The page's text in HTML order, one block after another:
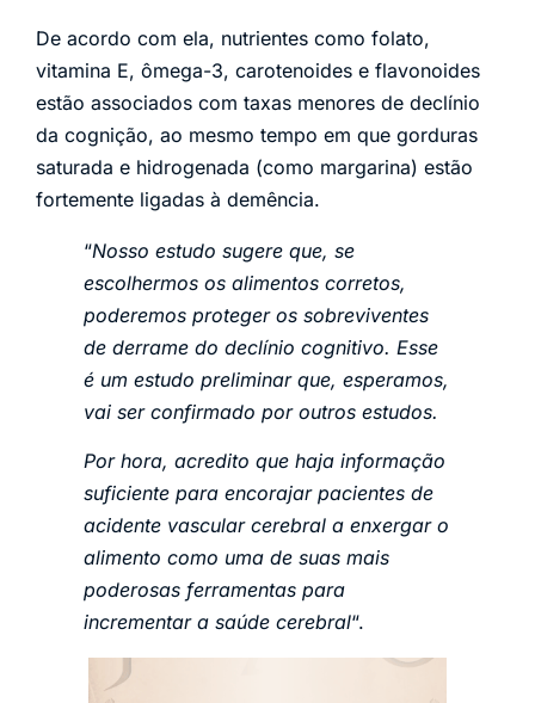
De acordo com ela, nutrientes como folato,
vitamina E, ômega-3, carotenoides e flavonoides
estão associados com taxas menores de declínio
da cognição, ao mesmo tempo em que gorduras
saturada e hidrogenada (como margarina) estão
fortemente ligadas à demência.
“Nosso estudo sugere que, se
escolhermos os alimentos corretos,
poderemos proteger os sobreviventes
de derrame do declínio cognitivo. Esse
é um estudo preliminar que, esperamos,
vai ser confirmado por outros estudos.
Por hora, acredito que haja informação
suficiente para encorajar pacientes de
acidente vascular cerebral a enxergar o
alimento como uma de suas mais
poderosas ferramentas para
incrementar a saúde cerebral“.